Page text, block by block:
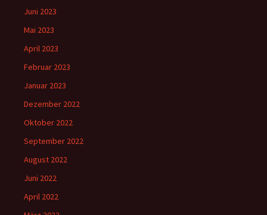
Juni 2023
Mai 2023
April 2023
Februar 2023
Januar 2023
Dezember 2022
Oktober 2022
September 2022
August 2022
Juni 2022
April 2022